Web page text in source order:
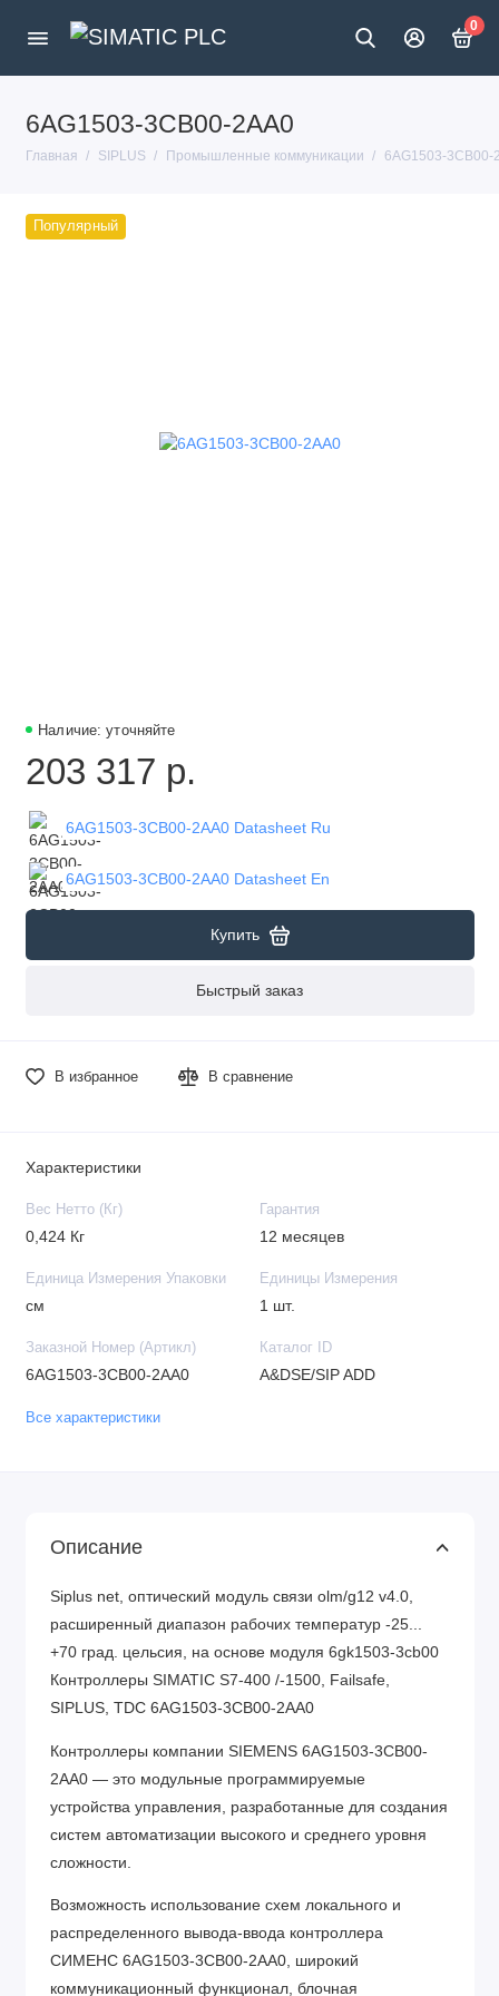
0
6AG1503-3CB00-2AA0
Главная SIPLUS Промышленные коммуникации 6AG1503-3CB00-
Популярный
Наличие: уточняйте
203 317 р.
6AG1503-3CB00-2AA0 Datasheet Ru
6AG1503-3CB00-2AA0 Datasheet En
Купить
Быстрый заказ
В избранное В сравнение
Характеристики
Вес Нетто (Кг)
0,424 Кг
Гарантия
12 месяцев
Единица Измерения Упаковки
см
Единицы Измерения
1 шт.
Заказной Номер (Артикл)
6AG1503-3CB00-2AA0
Каталог ID
A&DSE/SIP ADD
Все характеристики
Описание
Siplus net, оптический модуль связи olm/g12 v4.0,
расширенный диапазон рабочих температур -25...
+70 град. цельсия, на основе модуля 6gk1503-3cb00
Контроллеры SIMATIC S7-400 /-1500, Failsafe,
SIPLUS, TDC 6AG1503-3CB00-2AA0
Контроллеры компании SIEMENS 6AG1503-3CB00-
2AA0 — это модульные программируемые
устройства управления, разработанные для создания
систем автоматизации высокого и среднего уровня
сложности.
Возможность использование схем локального и
распределенного вывода-ввода контроллера
СИМЕНС 6AG1503-3CB00-2AA0, широкий
коммуникационный функционал, блочная